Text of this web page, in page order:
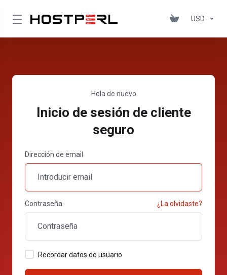
USD
Hola de nuevo
Inicio de sesión de cliente
seguro
Dirección de email
Contraseña ¿La olvidaste?
Recordar datos de usuario